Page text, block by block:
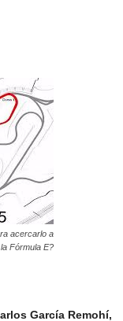
acercarlo a
Fórmula E?
García Remohí,